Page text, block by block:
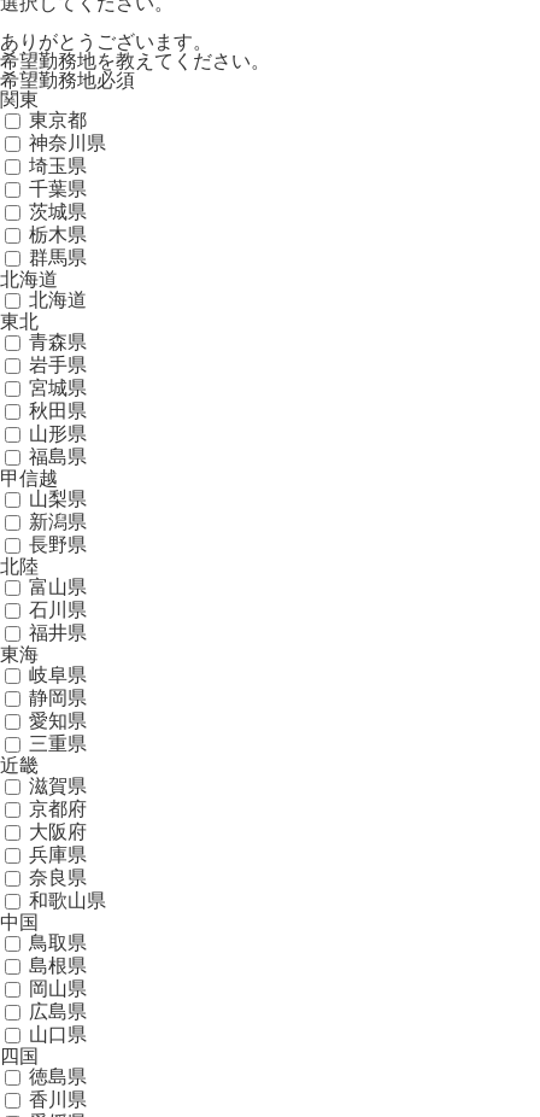
ありがとうございます。
希望勤務地を教えてください。
希望勤務地必須
関東
東京都
神奈川県
埼玉県
千葉県
茨城県
栃木県
群馬県
北海道
北海道
東北
青森県
岩手県
宮城県
秋田県
山形県
福島県
甲信越
山梨県
新潟県
長野県
北陸
富山県
石川県
福井県
東海
岐阜県
静岡県
愛知県
三重県
近畿
滋賀県
京都府
大阪府
兵庫県
奈良県
和歌山県
中国
鳥取県
島根県
岡山県
広島県
山口県
四国
徳島県
香川県